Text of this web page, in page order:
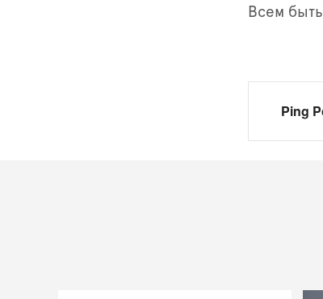
Всем
Ping